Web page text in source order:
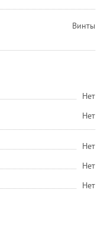
Винты
Нет
Нет
Нет
Нет
Нет